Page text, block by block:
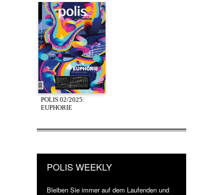
POLIS 02/2025:
EUPHORIE
POLIS WEEKLY
Bleiben Sie immer auf dem Laufenden und